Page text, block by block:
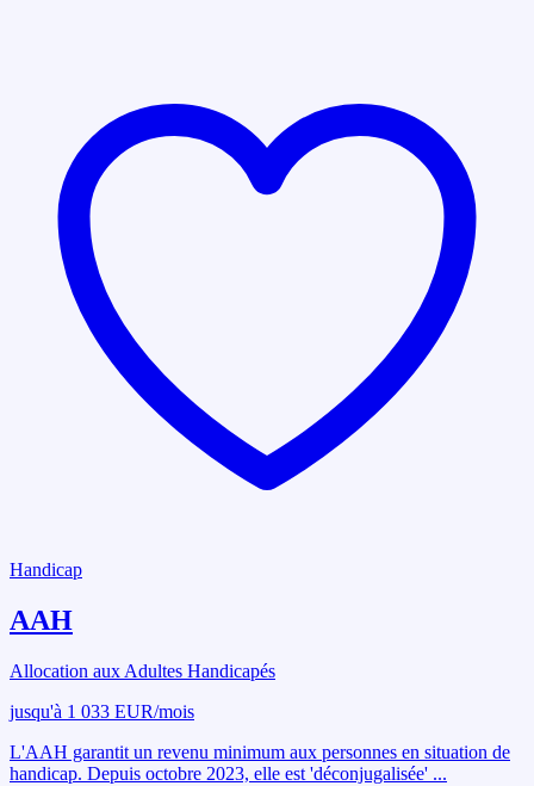
Handicap
AAH
Allocation aux Adultes Handicapés
jusqu'à 1 033 EUR/mois
L'AAH garantit un revenu minimum aux personnes en situation de
handicap. Depuis octobre 2023, elle est 'déconjugalisée' ...